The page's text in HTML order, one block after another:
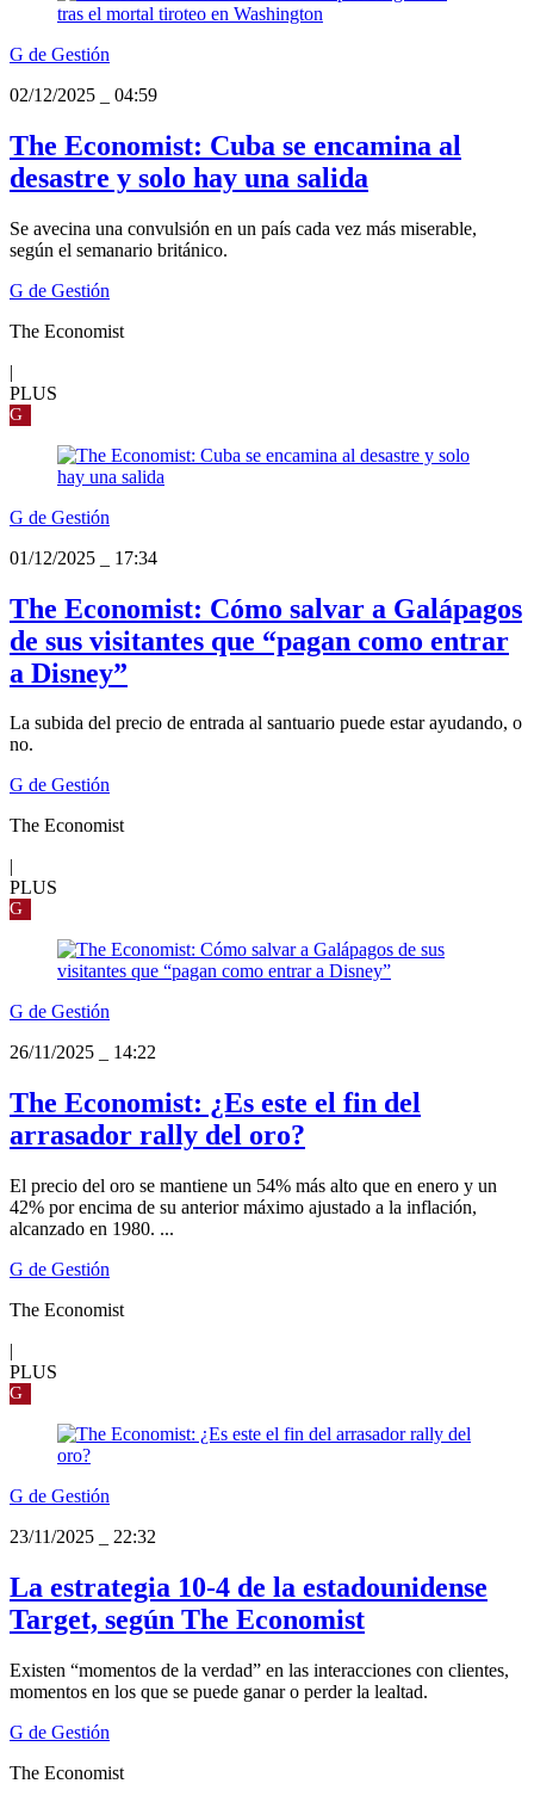
G de Gestión
02/12/2025
04:59
The Economist: Cuba se encamina al
desastre y solo hay una salida
Se avecina una convulsión en un país cada vez más miserable,
según el semanario británico.
G de Gestión
The Economist
|
PLUS
G
G de Gestión
01/12/2025
17:34
The Economist: Cómo salvar a Galápagos
de sus visitantes que “pagan como entrar
a Disney”
La subida del precio de entrada al santuario puede estar ayudando, o
no.
G de Gestión
The Economist
|
PLUS
G
G de Gestión
26/11/2025
14:22
The Economist: ¿Es este el fin del
arrasador rally del oro?
El precio del oro se mantiene un 54% más alto que en enero y un
42% por encima de su anterior máximo ajustado a la inflación,
alcanzado en 1980. ...
G de Gestión
The Economist
|
PLUS
G
G de Gestión
23/11/2025
22:32
La estrategia 10-4 de la estadounidense
Target, según The Economist
Existen “momentos de la verdad” en las interacciones con clientes,
momentos en los que se puede ganar o perder la lealtad.
G de Gestión
The Economist